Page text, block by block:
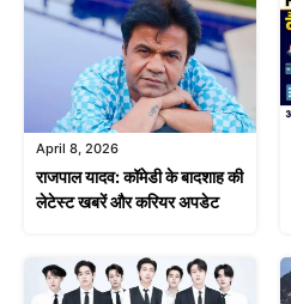
April 8, 2026
राजपाल यादव: कॉमेडी के बादशाह की
लेटेस्ट खबरें और करियर अपडेट